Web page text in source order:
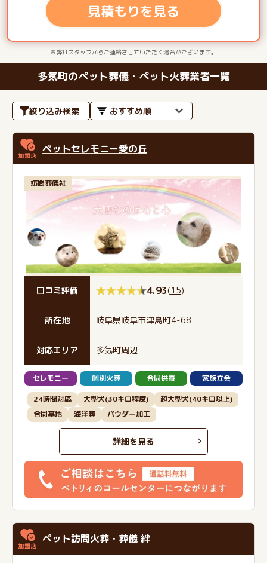
見積もりを見る
※弊社スタッフからご連絡させていただく場合がございます。
多気町のペット葬儀・ペット火葬業者一覧
絞り込み検索
ペットセレモニー愛の丘
訪問葬儀社
口コミ評価 4.93(15)
所在地 岐阜県岐阜市津島町4-68
対応エリア 多気町周辺
セレモニー 個別火葬 合同供養 家族立会
24時間対応 大型犬(30キロ程度)
超大型犬(40キロ以上)
合同墓地
海洋葬 パウダー加工
詳細を見る
ペット訪問火葬・葬儀 絆